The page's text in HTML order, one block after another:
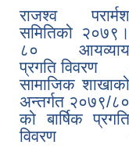
राजश्व परार्मश
समितिको २०७९।
८० आयव्याय
प्रगति विवरण
सामाजिक शाखाको
अन्तर्गत २०७९/८०
को बार्षिक प्रगति
विवरण